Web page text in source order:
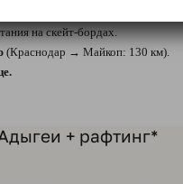
постановки для горожан. Есть
на скейт-бордах.
(Краснодар → Майкоп: 130 км).
+ рафтинг*